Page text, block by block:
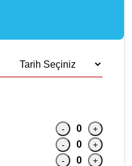
- 0 +
- 0 +
- 0 +